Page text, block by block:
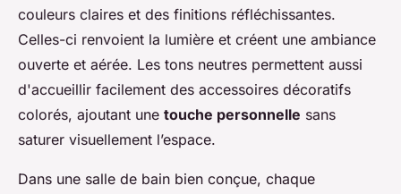
couleurs claires et des finitions réfléchissantes.
Celles-ci renvoient la lumière et créent une ambiance
ouverte et aérée. Les tons neutres permettent aussi
d'accueillir facilement des accessoires décoratifs
colorés, ajoutant une touche personnelle sans
saturer visuellement l’espace.
Dans une salle de bain bien conçue, chaque